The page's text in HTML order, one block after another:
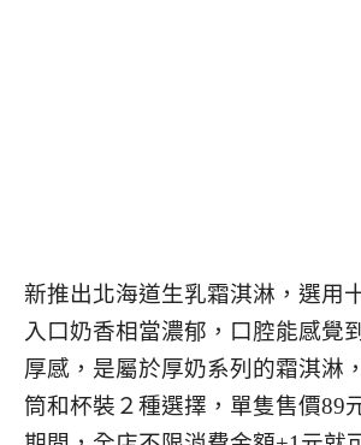
新推出北海道生乳霜淇淋，選用
入口奶香相當濃郁，口腔能感覺
厚感，是屬於厚奶系列的霜淇淋
筒和杯裝２種選擇，單隻售價89